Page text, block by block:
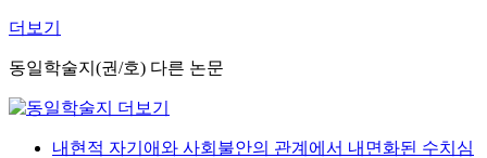
더보기
동일학술지(권/호) 다른 논문
내현적 자기애와 사회불안의 관계에서 내면화된 수치심